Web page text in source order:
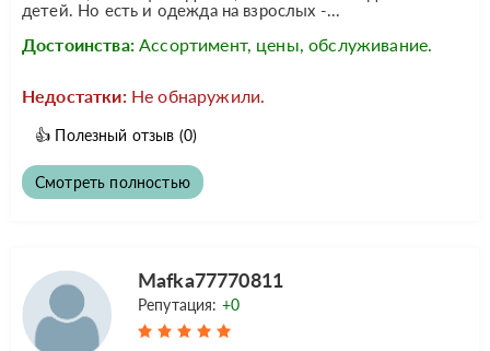
детей. Но есть и одежда на взрослых -...
Достоинства: Ассортимент, цены, обслуживание.
Недостатки: Не обнаружили.
👍 Полезный отзыв (0)
Смотреть полностью
Mafka77770811
Репутация: +0